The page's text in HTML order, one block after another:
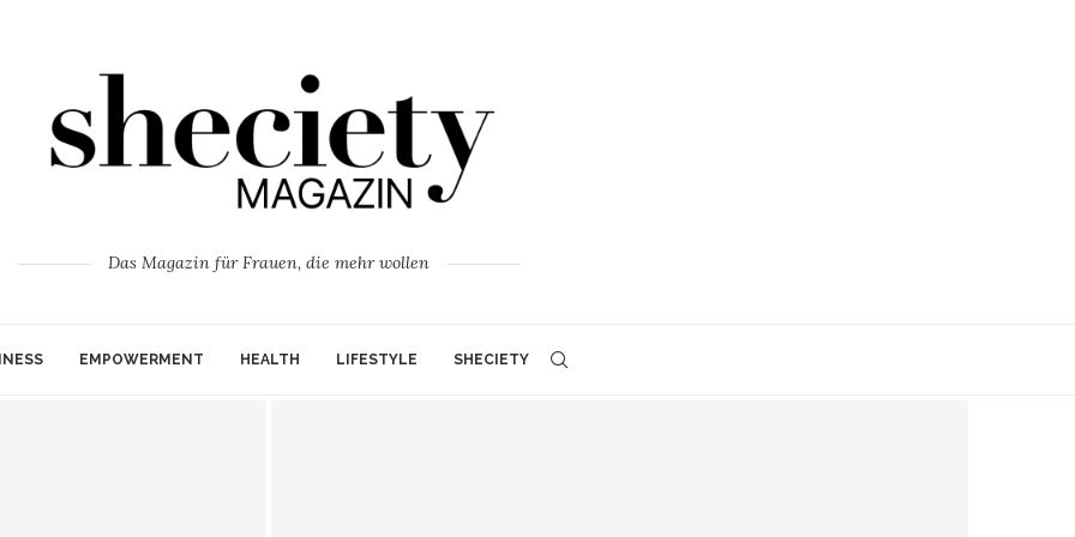
Das Magazin für Frauen, die mehr wollen
EMPOWERMENT HEALTH LIFESTYLE SHECIETY